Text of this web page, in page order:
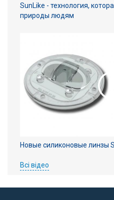
SunLike - технология,
природы людям
Новые силиконовые линзы
Всі відео